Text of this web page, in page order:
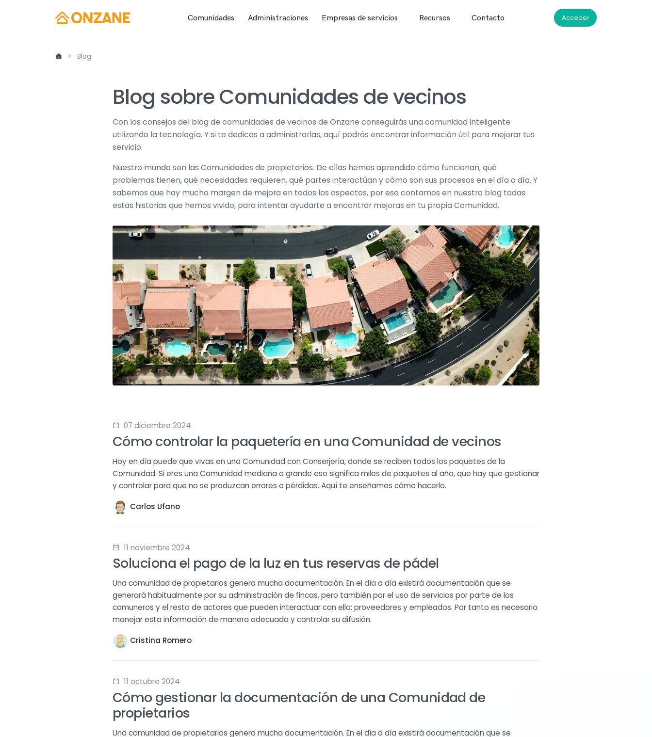
Comunidades Administraciones Empresas de servicios Recursos Contacto Acceder
Blog
Blog sobre Comunidades de vecinos
Con los consejos del blog de comunidades de vecinos de Onzane conseguirás una comunidad inteligente
utilizando la tecnología. Y si te dedicas a administrarlas, aquí podrás encontrar información útil para mejorar tus
servicio.
Nuestro mundo son las Comunidades de propietarios. De ellas hemos aprendido cómo funcionan, qué
problemas tienen, qué necesidades requieren, qué partes interactúan y cómo son sus procesos en el día a día. Y
sabemos que hay mucho margen de mejora en todos los aspectos, por eso contamos en nuestro blog todas
estas historias que hemos vivido, para intentar ayudarte a encontrar mejoras en tu propia Comunidad.
07 diciembre 2024
Cómo controlar la paquetería en una Comunidad de vecinos
Hoy en día puede que vivas en una Comunidad con Conserjería, donde se reciben todos los paquetes de la
Comunidad. Si eres una Comunidad mediana o grande eso significa miles de paquetes al año, que hay que gestionar
y controlar para que no se produzcan errores o pérdidas. Aquí te enseñamos cómo hacerlo.
Carlos Ufano
11 noviembre 2024
Soluciona el pago de la luz en tus reservas de pádel
Una comunidad de propietarios genera mucha documentación. En el día a día existirá documentación que se
generará habitualmente por su administración de fincas, pero también por el uso de servicios por parte de los
comuneros y el resto de actores que pueden interactuar con ella: proveedores y empleados. Por tanto es necesario
manejar esta información de manera adecuada y controlar su difusión.
Cristina Romero
11 octubre 2024
Cómo gestionar la documentación de una Comunidad de
propietarios
Una comunidad de propietarios genera mucha documentación. En el día a día existirá documentación que se